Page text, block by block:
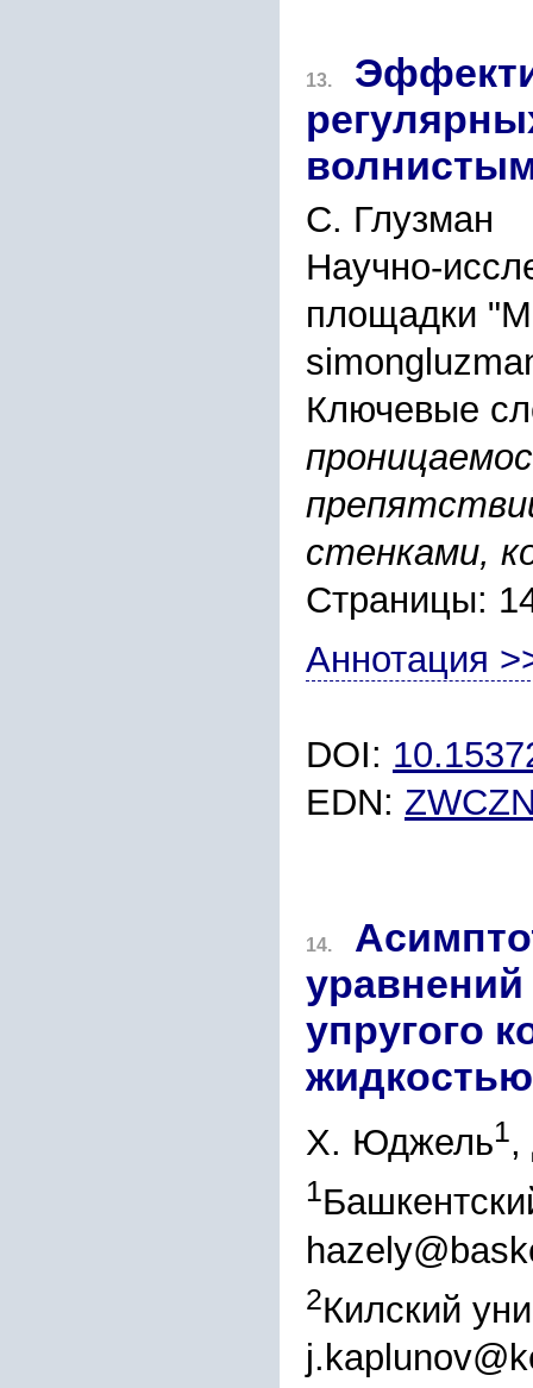
13.
С. Глузман
Научно-
площадки
Ключевые
стенками,
Страницы:
Аннотация
DOI:
EDN:
14.
упругого
жидкостью
Х. Юджель1,
1
2Килский